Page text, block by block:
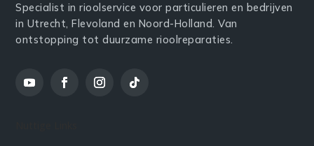
Specialist in rioolservice voor particulieren en bedrijven
in Utrecht, Flevoland en Noord-Holland. Van
ontstopping tot duurzame rioolreparaties.